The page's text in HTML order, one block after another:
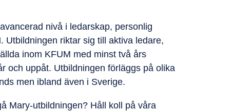
nivå i ledarskap, personlig
Utbildningen riktar sig till aktiva ledare,
inom KFUM med minst två års
och uppåt. Utbildningen förläggs på olika
men ibland även i Sverige.
Mary-utbildningen? Håll koll på våra